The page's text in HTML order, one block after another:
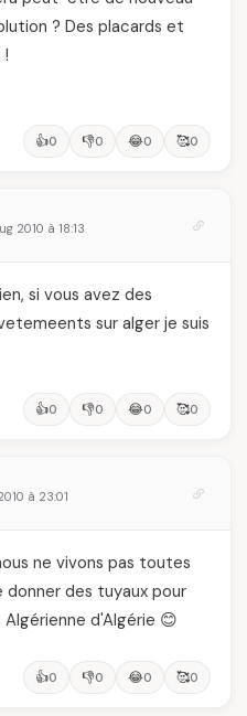
? Des placards et
👍0 👎0 😂0 🥰0
2010 à 18:13
si vous avez des
sur alger je suis
👍0 👎0 😂0 🥰0
à 23:01
ne vivons pas toutes
donner des tuyaux pour
d'Algérie 😊
👍0 👎0 😂0 🥰0